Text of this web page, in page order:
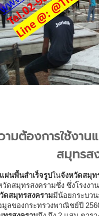
ามต้องการใช้งา
สมุทรส
แผ่นพื้นสำเร็จรูปในจังหวัดสมุท
วัดสมุทรสงครามซึ่ง ซึ่งโรงง
ดสมุทรสงครามมีน้อยกระบว
มูลของกระทรวงพาณิชย์ปี